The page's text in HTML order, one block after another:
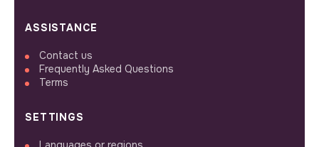
ASSISTANCE
Contact us
Frequently Asked Questions
Terms
SETTINGS